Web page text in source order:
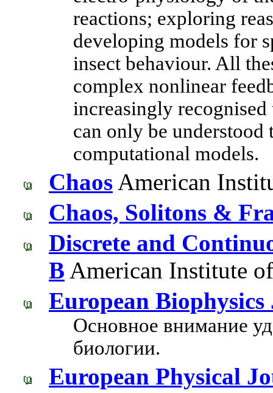
reactions; exploring
developing models for
insect behaviour. All
complex nonlinear
increasingly
can only be
computational models.
Chaos American
Chaos, Solitons &
Discrete and
B American Institute
European
Основное внимание
биологии.
European Physical